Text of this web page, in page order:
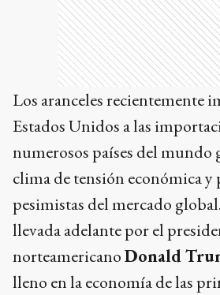
Los aranceles recientemente
Estados Unidos a las
numerosos países del mundo
clima de tensión económica y
pesimistas del mercado
llevada adelante por el
norteamericanoDonald
lleno en la economía de las